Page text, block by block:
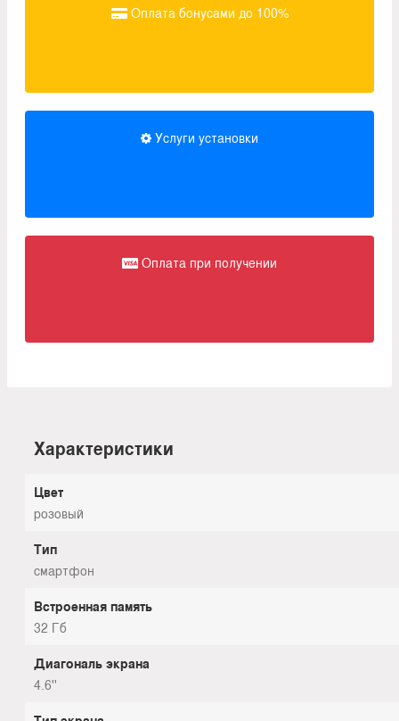
Оплата бонусами до 100%
Услуги установки
Оплата при получении
Характеристики
Цвет
розовый
Тип
смартфон
Встроенная память
32 Гб
Диагональ экрана
4.6''